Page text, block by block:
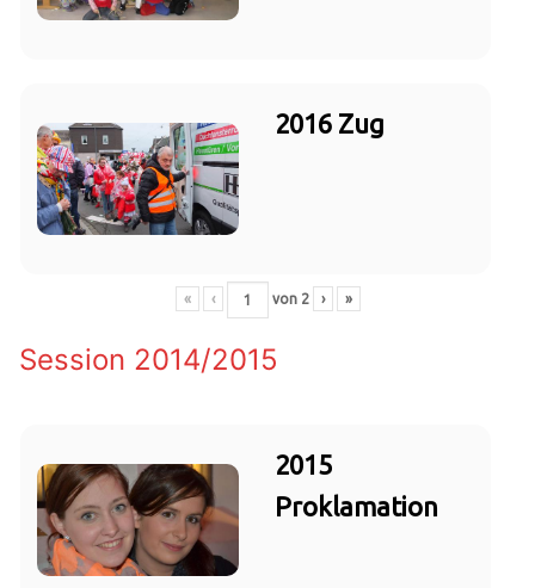
2016 Zug
« ‹ von 2 › »
Session 2014/2015
2015
Proklamation